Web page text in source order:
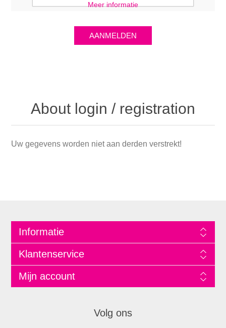
About login / registration
Uw gegevens worden niet aan derden verstrekt!
Informatie
Klantenservice
Mijn account
Volg ons
Meer informatie